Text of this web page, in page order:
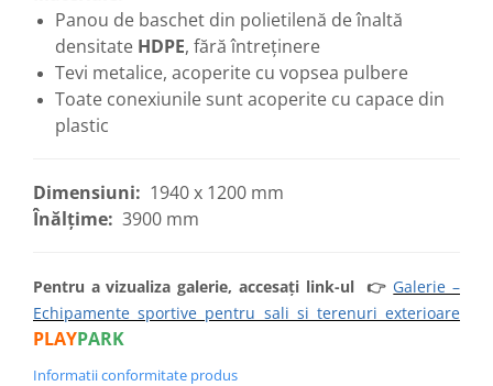
Panou de baschet din polietilenă de înaltă
densitate HDPE, fără întreținere
Tevi metalice, acoperite cu vopsea pulbere
Toate conexiunile sunt acoperite cu capace din
plastic
Dimensiuni: 1940 x 1200 mm
Înălțime: 3900 mm
Pentru a vizualiza galerie, accesați link-ul 👉 Galerie –
Echipamente sportive pentru sali si terenuri exterioare
PLAYPARK
Informatii conformitate produs